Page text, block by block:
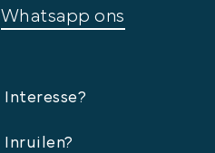
Whatsapp ons
Interesse?
Inruilen?